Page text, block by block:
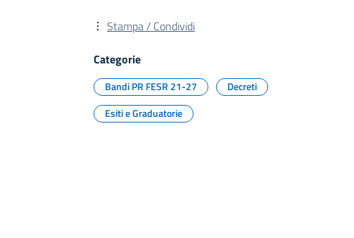
Stampa / Condividi
Categorie
Bandi PR FESR 21-27
Decreti
Esiti e Graduatorie